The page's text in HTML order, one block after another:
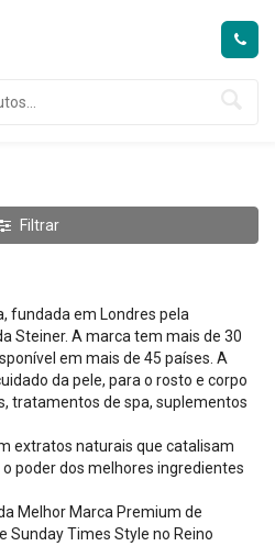
Filtrar
fundada em Londres pela
Steiner. A marca tem mais de 30
em mais de 45 países. A
da pele, para o rosto e corpo
tratamentos de spa, suplementos
extratos naturais que catalisam
poder dos melhores ingredientes
Melhor Marca Premium de
Sunday Times Style no Reino